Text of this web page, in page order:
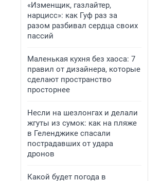
«Изменщик, газлайтер,
нарцисс»: как Гуф раз за
разом разбивал сердца своих
пассий
Маленькая кухня без хаоса: 7
правил от дизайнера, которые
сделают пространство
просторнее
Несли на шезлонгах и делали
жгуты из сумок: как на пляже
в Геленджике спасали
пострадавших от удара
дронов
Какой будет погода в